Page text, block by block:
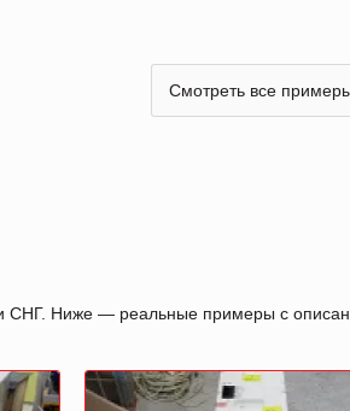
Смотреть все
и СНГ. Ниже — реальные примеры с